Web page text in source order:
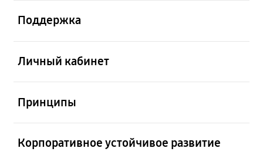
Поддержка
Личный кабинет
Принципы
Корпоративное устойчивое развитие